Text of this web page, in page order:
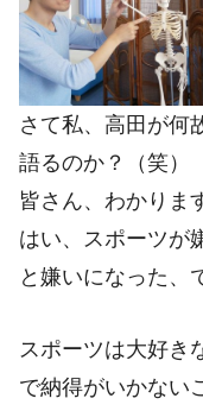
さて私、高田が何
語るのか？（笑）
皆さん、わかりま
はい、スポーツが
と嫌いになった、
スポーツは大好き
で納得がいかない